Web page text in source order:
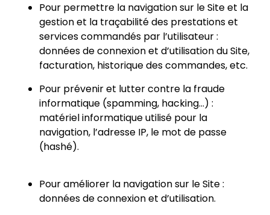
Pour permettre la navigation sur le Site et la
gestion et la traçabilité des prestations et
services commandés par l’utilisateur :
données de connexion et d’utilisation du Site,
facturation, historique des commandes, etc.
Pour prévenir et lutter contre la fraude
informatique (spamming, hacking…) :
matériel informatique utilisé pour la
navigation, l’adresse IP, le mot de passe
(hashé).
Pour améliorer la navigation sur le Site :
données de connexion et d’utilisation.